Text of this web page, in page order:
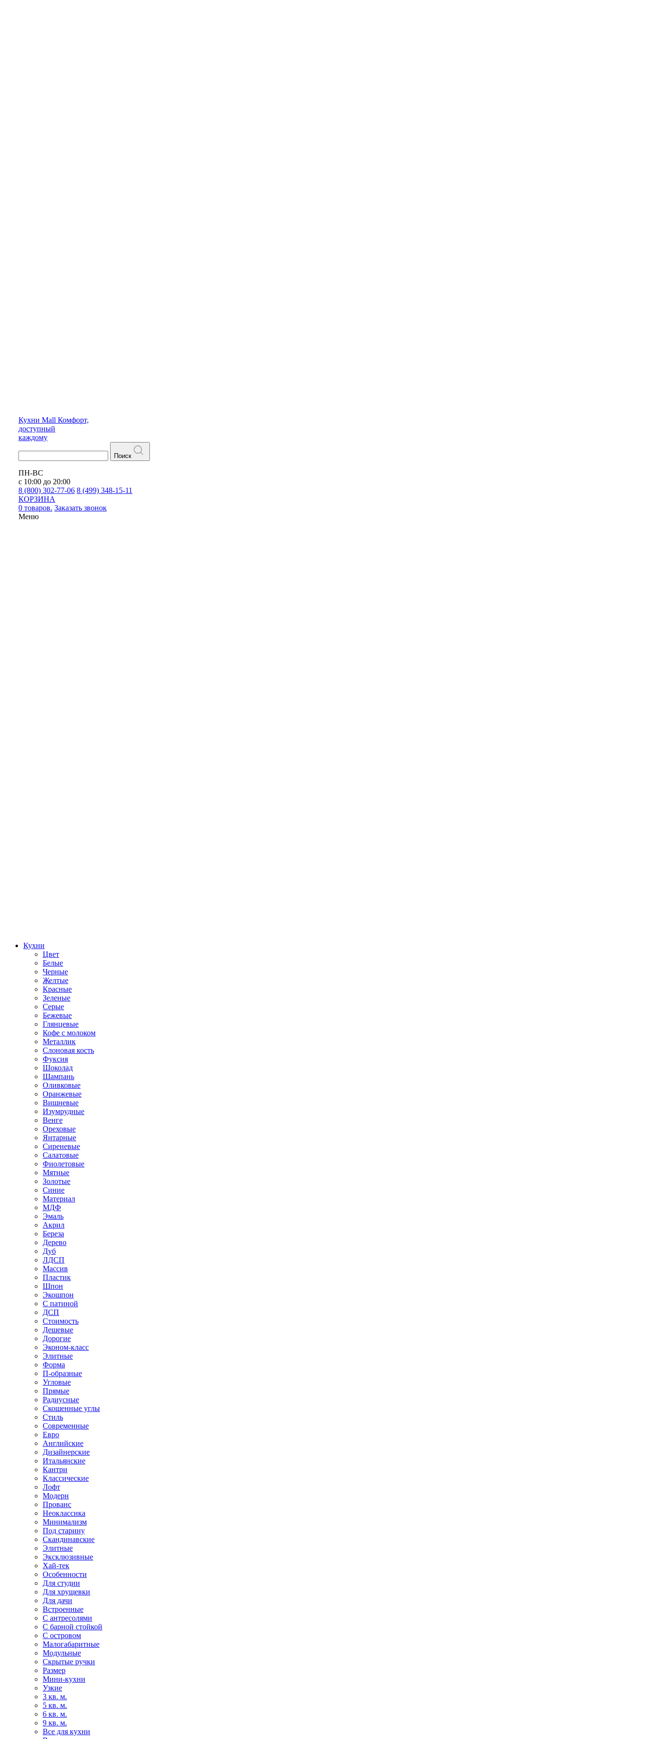
Кухни Mall Комфорт,
доступный
каждому
Поиск
ПН-ВС
с 10:00 до 20:00
8 (800) 302-77-06 8 (499) 348-15-11
КОРЗИНА
0 товаров. Заказать звонок
Меню
Кухни
Цвет
Белые
Черные
Желтые
Красные
Зеленые
Серые
Бежевые
Глянцевые
Кофе с молоком
Металлик
Слоновая кость
Фуксия
Шоколад
Шампань
Оливковые
Оранжевые
Вишневые
Изумрудные
Венге
Ореховые
Янтарные
Сиреневые
Салатовые
Фиолетовые
Мятные
Золотые
Синие
Материал
МДФ
Эмаль
Акрил
Береза
Дерево
Дуб
ЛДСП
Массив
Пластик
Шпон
Экошпон
С патиной
ДСП
Стоимость
Дешевые
Дорогие
Эконом-класс
Элитные
Форма
П-образные
Угловые
Прямые
Радиусные
Скошенные углы
Стиль
Современные
Евро
Английские
Дизайнерские
Итальянские
Кантри
Классические
Лофт
Модерн
Прованс
Неоклассика
Минимализм
Под старину
Скандинавские
Элитные
Эксклюзивные
Хай-тек
Особенности
Для студии
Для хрущевки
Для дачи
Встроенные
С антресолями
С барной стойкой
С островом
Малогабаритные
Модульные
Скрытые ручки
Размер
Мини-кухни
Узкие
3 кв. м.
5 кв. м.
6 кв. м.
9 кв. м.
Все для кухни